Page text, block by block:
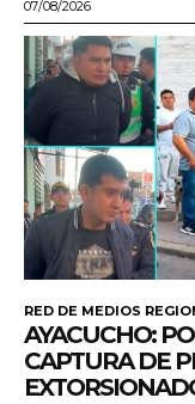
07/08/2026
RED DE MEDIOS
AYACUCHO:
CAPTURA DE